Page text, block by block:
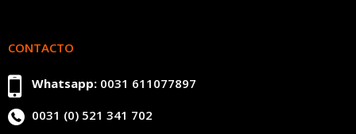
CONTACTO
Whatsapp: 0031 611077897
0031 (0) 521 341 702